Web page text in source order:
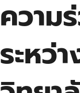
ความ
ระหว่